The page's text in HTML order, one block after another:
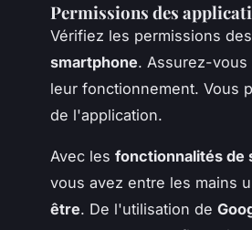
Permissions des
Vérifiez les permissions des
smartphone. Assurez-
leur fonctionnement. Vous
de l'application.
Avec les fonctionnalités de
vous avez entre les mains
être. De l'utilisation de